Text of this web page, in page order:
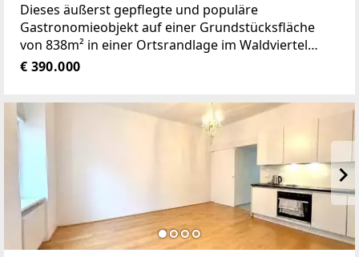
Dieses äußerst gepflegte und populäre
Gastronomieobjekt auf einer Grundstücksfläche
von 838m² in einer Ortsrandlage im Waldviertel
bietet eine Vielzahl von Nutzungsmöglichkeiten wie
€ 390.000